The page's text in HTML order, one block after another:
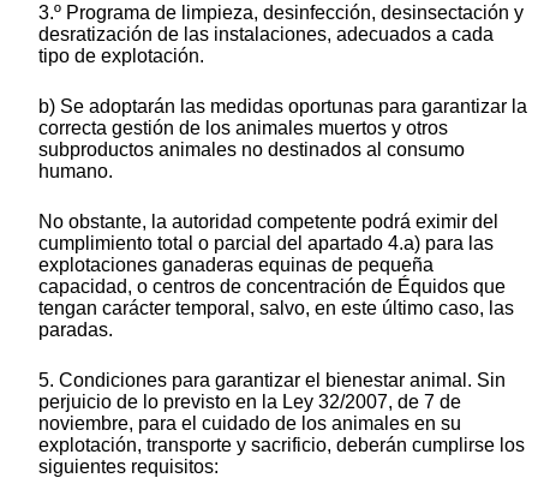
3.º Programa de limpieza, desinfección, desinsectación y
desratización de las instalaciones, adecuados a cada
tipo de explotación.
b) Se adoptarán las medidas oportunas para garantizar la
correcta gestión de los animales muertos y otros
subproductos animales no destinados al consumo
humano.
No obstante, la autoridad competente podrá eximir del
cumplimiento total o parcial del apartado 4.a) para las
explotaciones ganaderas equinas de pequeña
capacidad, o centros de concentración de Équidos que
tengan carácter temporal, salvo, en este último caso, las
paradas.
5. Condiciones para garantizar el bienestar animal. Sin
perjuicio de lo previsto en la Ley 32/2007, de 7 de
noviembre, para el cuidado de los animales en su
explotación, transporte y sacrificio, deberán cumplirse los
siguientes requisitos: